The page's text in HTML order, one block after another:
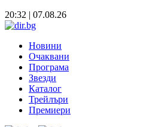
20:32 | 07.08.26
Новини
Очаквани
Програма
Звезди
Каталог
Трейлъри
Премиери